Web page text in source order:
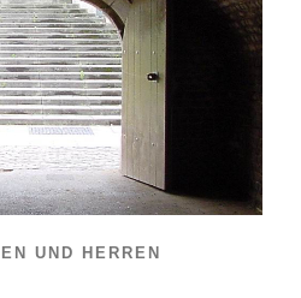
UND HERREN